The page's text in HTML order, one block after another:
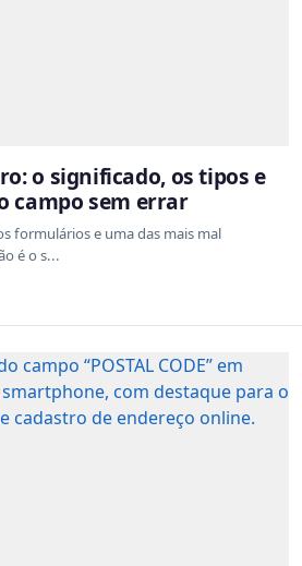
o significado, os tipos e
campo sem errar
formulários e uma das mais mal
é o s...